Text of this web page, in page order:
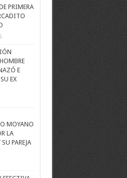
PRIMERA
E
EX
MOYANO
LA
PAREJA